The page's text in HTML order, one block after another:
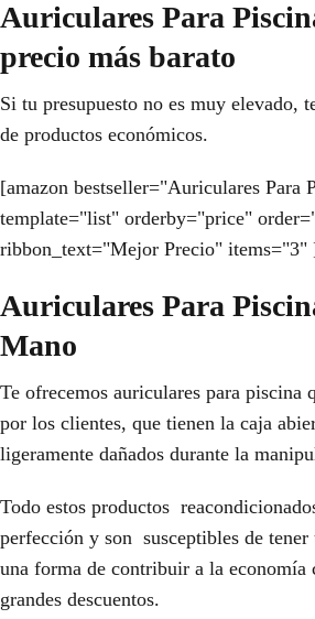
Auriculares Para
precio más barato
Si tu presupuesto no es muy elevado,
de productos económicos.
[amazon bestseller="Auriculares Para
template="list" orderby="price"
ribbon_text="Mejor Precio" items="3"
Auriculares Para
Mano
Te ofrecemos auriculares para piscina
por los clientes, que tienen la caja
ligeramente dañados durante la
Todo estos productos
perfección y son susceptibles de tener
una forma de contribuir a la
grandes descuentos.